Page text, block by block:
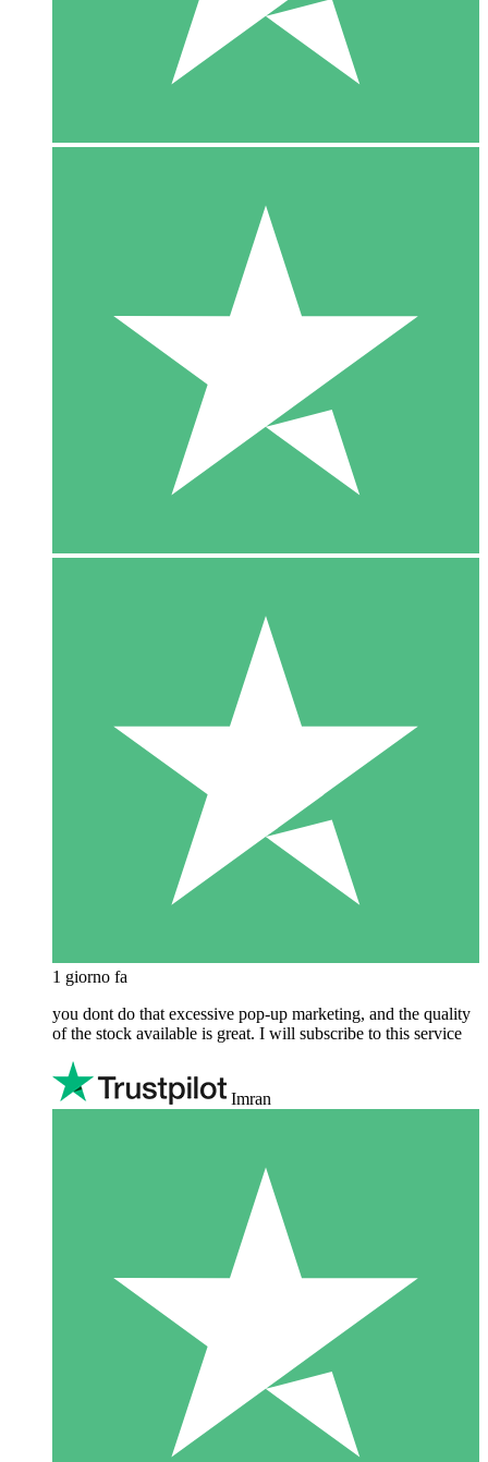
1 giorno fa
you dont do that excessive pop-up marketing, and the quality
of the stock available is great. I will subscribe to this service
Imran